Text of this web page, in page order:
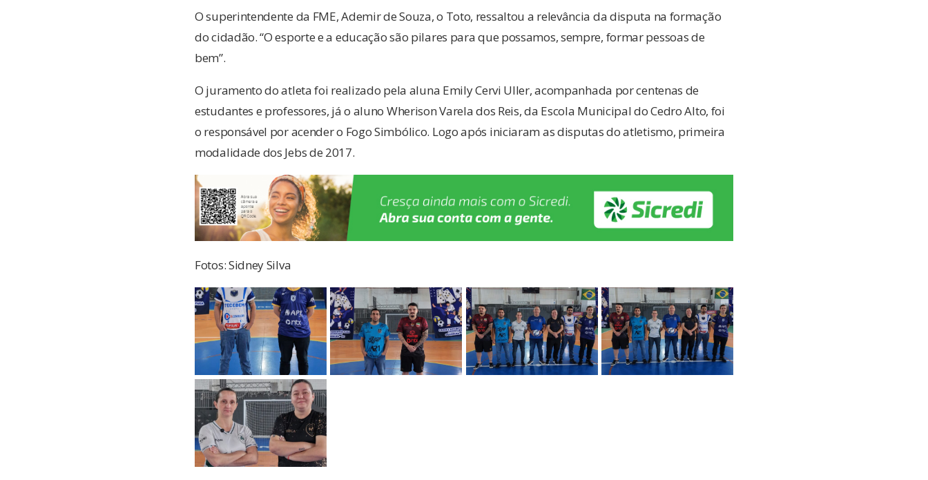
O superintendente da FME, Ademir de Souza, o Toto, ressaltou a relevância da disputa na formação
do cidadão. “O esporte e a educação são pilares para que possamos, sempre, formar pessoas de
bem”.
O juramento do atleta foi realizado pela aluna Emily Cervi Uller, acompanhada por centenas de
estudantes e professores, já o aluno Wherison Varela dos Reis, da Escola Municipal do Cedro Alto, foi
o responsável por acender o Fogo Simbólico. Logo após iniciaram as disputas do atletismo, primeira
modalidade dos Jebs de 2017.
Fotos: Sidney Silva